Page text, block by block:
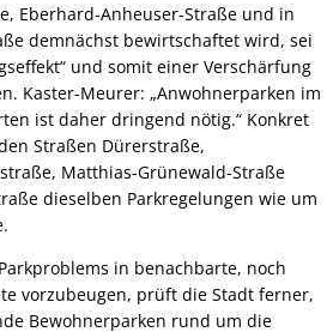
Eberhard-Anheuser-Straße und in
demnächst bewirtschaftet wird, sei
und somit einer Verschärfung
Kaster-Meurer: „Anwohnerparken im
ist daher dringend nötig.“ Konkret
Straßen Dürerstraße,
Matthias-Grünewald-Straße
dieselben Parkregelungen wie um
in benachbarte, noch
vorzubeugen, prüft die Stadt ferner,
Bewohnerparken rund um die